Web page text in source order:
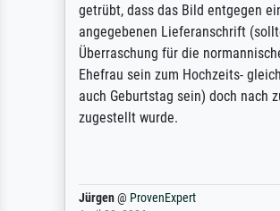
getrübt, dass das Bild entgegen
angegebenen Lieferanschrift
Überraschung für die normannische
Ehefrau sein zum Hochzeits-
auch Geburtstag sein) doch nach
zugestellt wurde.
Jürgen@ProvenExpert